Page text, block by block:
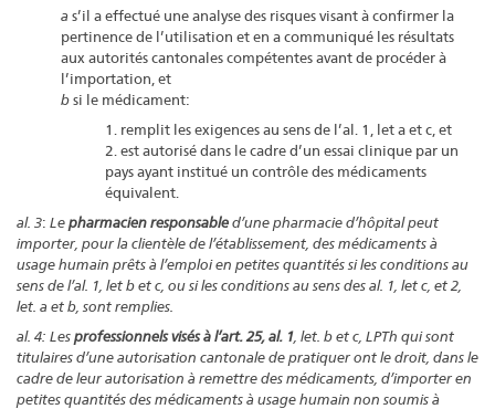
a s’il a effectué une analyse des risques visant à confirmer la
pertinence de l’utilisation et en a communiqué les résultats
aux autorités cantonales compétentes avant de procéder à
l’importation, et
bsi le médicament:
1. remplit les exigences au sens de l’al. 1, let a et c, et
2. est autorisé dans le cadre d’un essai clinique par un
pays ayant institué un contrôle des médicaments
équivalent.
al. 3: Lepharmacien responsabled’une pharmacie d’hôpital peut
importer, pour la clientèle de l’établissement, des médicaments à
usage humain prêts à l’emploi en petites quantités si les conditions au
sens de l’al. 1, let b et c, ou si les conditions au sens des al. 1, let c, et 2,
let. a et b, sont remplies.
al. 4: Lesprofessionnels visés à l’art. 25, al. 1 , let. b et c, LPTh qui sont
titulaires d’une autorisation cantonale de pratiquer ont le droit, dans le
cadre de leur autorisation à remettre des médicaments, d’importer en
petites quantités des médicaments à usage humain non soumis à